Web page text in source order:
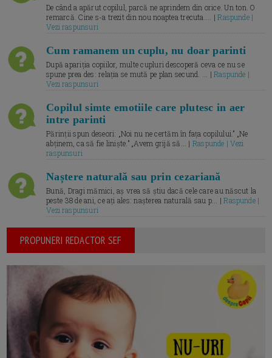
De când a apărut copilul, parcă ne aprindem din orice. Un ton. O
remarcă. Cine s-a trezit din nou noaptea trecuta.... |Raspunde |
Vezi raspunsuri
Cum ramanem un cuplu, nu doar parinti
După apariția copiilor, multe cupluri descoperă ceva ce nu se
spune prea des: relația se mută pe plan secund. ... |Raspunde |
Vezi raspunsuri
Copilul simte emotiile care plutesc in aer
intre parinti
Părinții spun deseori: „Noi nu ne certăm în fața copilului.” „Ne
abținem, ca să fie liniște.” „Avem grijă să... | Raspunde | Vezi
raspunsuri
Naștere naturală sau prin cezariană
Bună, Dragi mămici, aș vrea să știu dacă cele care au născut la
peste 38 de ani, ce ați ales: nașterea naturală sau p... |Raspunde |
Vezi raspunsuri
PROPUNERI REDACTOR SEF